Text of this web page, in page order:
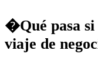
�Qué pasa si
viaje de